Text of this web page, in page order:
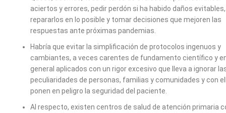
aciertos y errores, pedir perdón si ha habido daños evitables,
repararlos en lo posible y tomar decisiones que mejoren las
respuestas ante próximas pandemias.
Habría que evitar la simplificación de protocolos ingenuos y
cambiantes, a veces carentes de fundamento científico y
general aplicados con un rigor excesivo que lleva a ignorar
peculiaridades de personas, familias y comunidades y con
ponen en peligro la seguridad del paciente.
Al respecto, existen centros de salud de atención primaria